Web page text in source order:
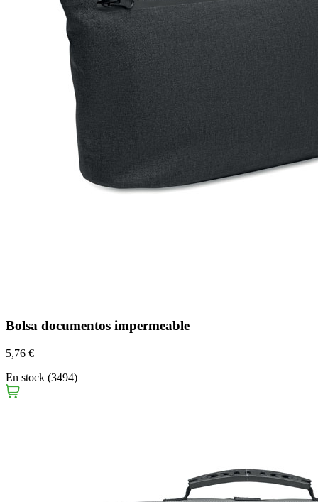
Bolsa documentos impermeable
5,76 €
En stock (3494)